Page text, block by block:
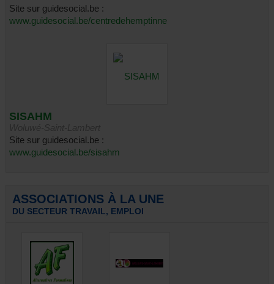
Site sur guidesocial.be :
www.guidesocial.be/centredehemptinne
SISAHM
Site sur guidesocial.be :
www.guidesocial.be/sisahm
ASSOCIATIONS À LA UNE
DU SECTEUR TRAVAIL, EMPLOI